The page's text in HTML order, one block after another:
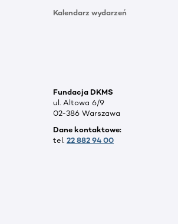
Kalendarz wydarzeń
Fundacja DKMS
ul. Altowa 6/9
02-386 Warszawa
Dane kontaktowe:
tel. 22 882 94 00